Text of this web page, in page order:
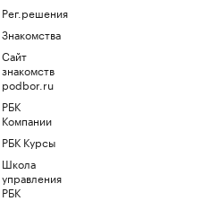
Рег.решения
Знакомства
Сайт
знакомств
podbor.ru
РБК
Компании
РБК Курсы
Школа
управления
РБК